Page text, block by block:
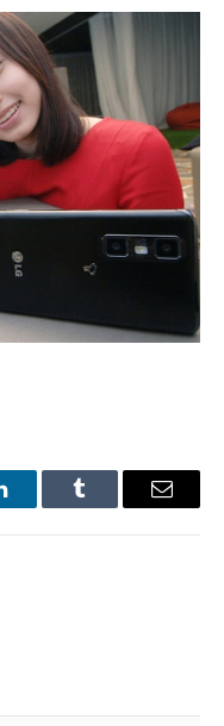
Tumblr Email